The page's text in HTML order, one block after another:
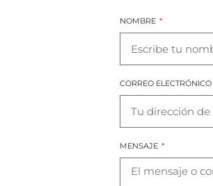
NOMBRE
CORREO ELECTRÓNICO
MENSAJE